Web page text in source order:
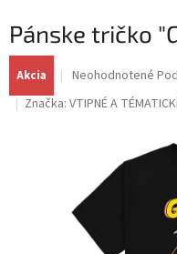
Pánske tričko
Akcia
Priemerné
produktu
hviezdičiek.
Neohodnotené
Značka: VTIPNÉ A